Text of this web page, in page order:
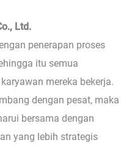
Ltd.
penerapan proses
itu semua
mereka bekerja.
dengan pesat, maka
bersama dengan
yang lebih strategis